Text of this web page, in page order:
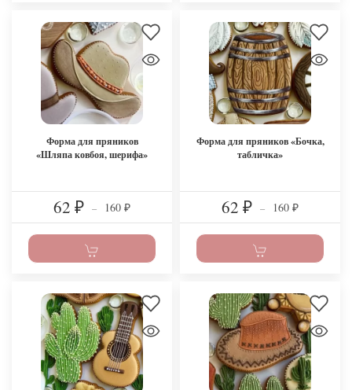
Форма для пряников
«Шляпа ковбоя, шерифа»
62 ₽ – 160 ₽
Форма для пряников «Бочка,
табличка»
62 ₽ – 160 ₽